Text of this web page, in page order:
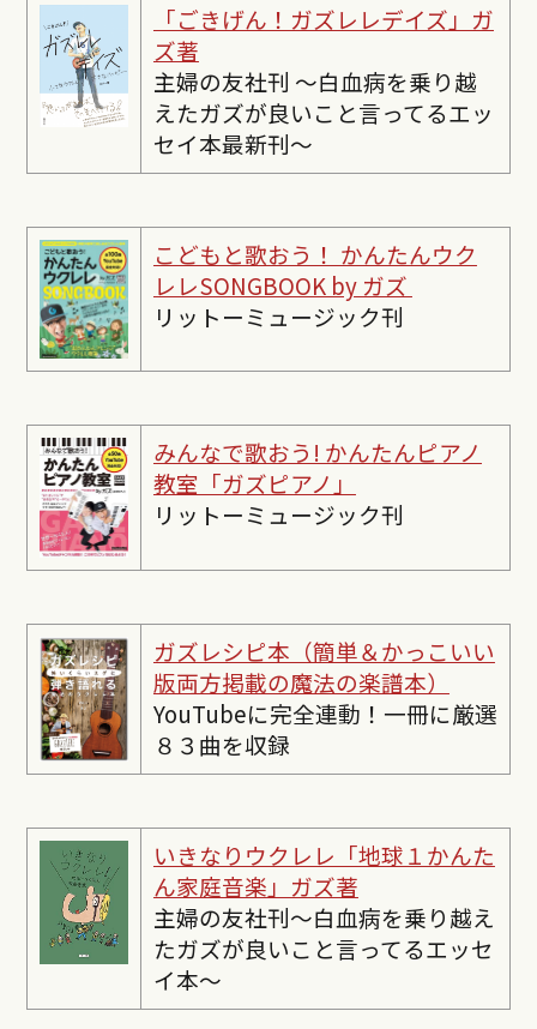
「ごきげん！ガズレレデイズ」ガ
ズ著
主婦の友社刊 〜白血病を乗り越
えたガズが良いこと言ってるエッ
セイ本最新刊〜
こどもと歌おう！ かんたんウク
レレSONGBOOK by ガズ
リットーミュージック刊
みんなで歌おう! かんたんピアノ
教室「ガズピアノ」
リットーミュージック刊
ガズレシピ本（簡単＆かっこいい
版両方掲載の魔法の楽譜本）
YouTubeに完全連動！一冊に厳選
８３曲を収録
いきなりウクレレ「地球１かんた
ん家庭音楽」ガズ著
主婦の友社刊〜白血病を乗り越え
たガズが良いこと言ってるエッセ
イ本〜